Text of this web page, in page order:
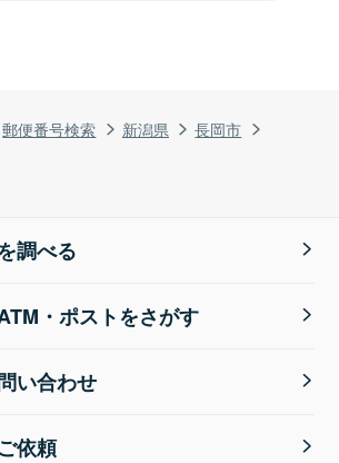
郵便番号検索 新潟県
長岡市
調べる
・ポストをさがす
い合わせ
依頼